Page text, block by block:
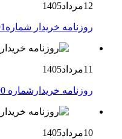
12مرداد1405
روزنامه خریدار شماره2201
11مرداد1405
روزنامه خریدارشماره 2200
10مرداد1405